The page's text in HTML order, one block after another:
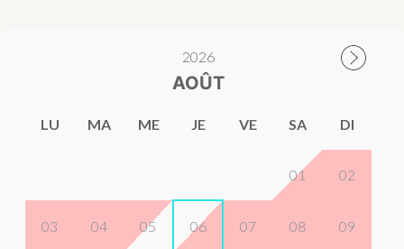
2026
AOÛT
LU MA ME JE VE SA DI
01 02
03 04 05 06 07 08 09